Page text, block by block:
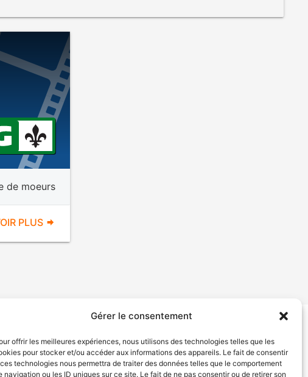
Gérer le consentement
offrir les meilleures expériences, nous utilisons des technologies telles que les
pour stocker et/ou accéder aux informations des appareils. Le fait de consentir
technologies nous permettra de traiter des données telles que le comportement
navigation ou les ID uniques sur ce site. Le fait de ne pas consentir ou de retirer son
de moeurs
PLUS
Déclaration de services Politique de confidentialité